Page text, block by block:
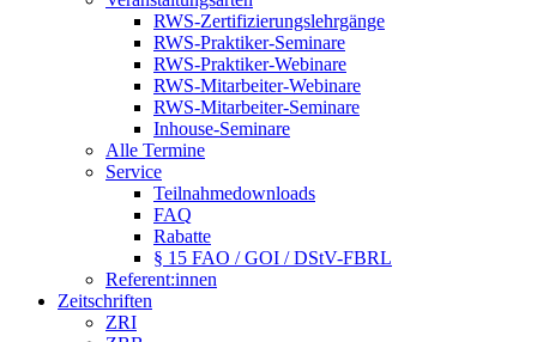
RWS-Zertifizierungslehrgänge
RWS-Praktiker-Seminare
RWS-Praktiker-Webinare
RWS-Mitarbeiter-Webinare
RWS-Mitarbeiter-Seminare
Inhouse-Seminare
Alle Termine
Service
Teilnahmedownloads
FAQ
Rabatte
§ 15 FAO / GOI / DStV-FBRL
Referent:innen
Zeitschriften
ZRI